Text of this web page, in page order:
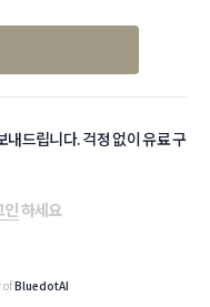
내드립니다. 걱정 없이 유료 구
인하세요
ofBluedotAI